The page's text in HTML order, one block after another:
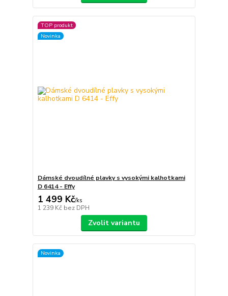
TOP produkt
Novinka
Dámské dvoudílné plavky s vysokými kalhotkami
D 6414 - Effy
1 499 Kč/ks
1 239 Kč bez DPH
Zvolit variantu
Novinka